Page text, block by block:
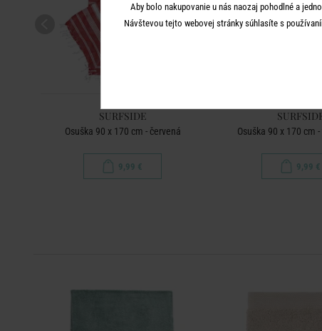
SURFSIDE
Osuška 90 x 170 cm - červená
9,99 €
Osuška 90 x 170 cm
9,99 €
Aby bolo nakupovanie u nás naozaj pohodlné a
Návštevou tejto webovej stránky súhlasíte s